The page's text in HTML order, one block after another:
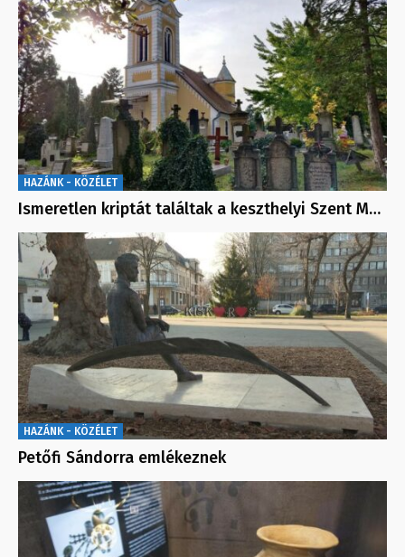
HAZÁNK - KÖZÉLET
Ismeretlen kriptát találtak a keszthelyi Szent M…
HAZÁNK - KÖZÉLET
Petőfi Sándorra emlékeznek